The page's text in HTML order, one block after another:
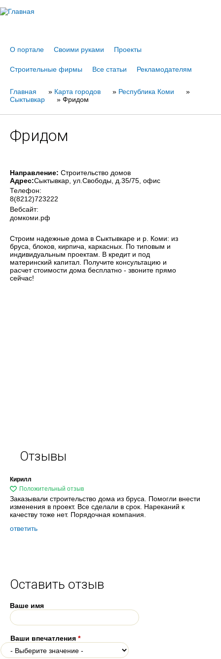
О портале Своими руками Проекты
Строительные фирмы Все статьи Рекламодателям
Вы
Главная » Карта городов » Республика Коми
»
Сыктывкар
» Фридом
Фридом
Направление: Строительство домов
Адрес:Сыктывкар , ул.Свободы, д.35/75, офис
Телефон:
8(8212)723222
Вебсайт:
домкоми.рф
Строим надежные дома в Сыктывкаре и р. Коми: из
бруса, блоков, кирпича, каркасных. По типовым и
индивидуальным проектам. В кредит и под
материнский капитал. Получите консультацию и
расчет стоимости дома бесплатно - звоните прямо
сейчас!
Отзывы
Кирилл
Заказывали строительство дома из бруса. Помогли внести
изменения в проект. Все сделали в срок. Нареканий к
качеству тоже нет. Порядочная компания.
ответить
Оставить отзыв
Ваше имя
Ваши впечатления *